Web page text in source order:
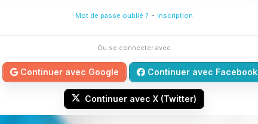
Mot de passe oublié ? - Inscription
Ou se connecter avec
Continuer avec Google Continuer avec Facebook
Continuer avec X (Twitter)